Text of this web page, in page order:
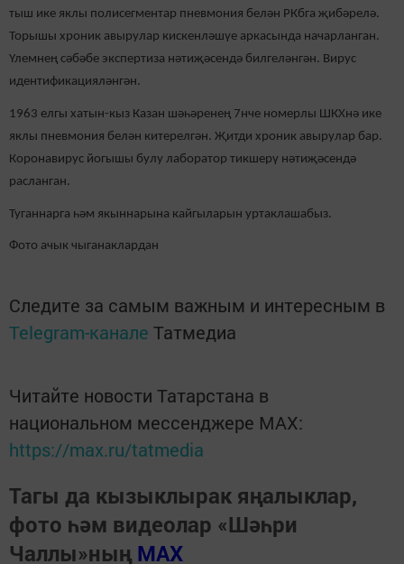
тыш ике яклы полисегментар пневмония белән РКбга җибәрелә.
Торышы хроник авырулар кискенләшүе аркасында начарланган.
Үлемнең сәбәбе экспертиза нәтиҗәсендә билгеләнгән. Вирус
идентификацияләнгән.
1963 елгы хатын-кыз Казан шәһәренең 7нче номерлы ШКХнә ике
яклы пневмония белән китерелгән. Җитди хроник авырулар бар.
Коронавирус йогышы булу лаборатор тикшерү нәтиҗәсендә
расланган.
Туганнарга һәм якыннарына кайгыларын уртаклашабыз.
Фото ачык чыганаклардан
Следите за самым важным и интересным в
Telegram-канале Татмедиа
Читайте новости Татарстана в
национальном мессенджере MАХ:
https://max.ru/tatmedia
Тагы да кызыклырак яңалыклар,
фото һәм видеолар «Шәһри
Чаллы»ның MAX